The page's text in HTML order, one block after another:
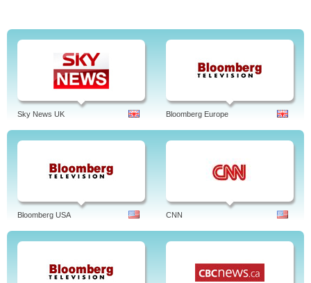
Sky News UK Bloomberg Europe
Bloomberg USA CNN